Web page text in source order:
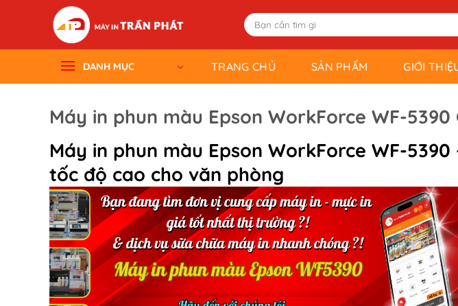
Tìm
kiếm:
DANH MỤC TRANG CHỦ SẢN PHẨM GIỚI
Máy in phun màu Epson WorkForce WF-5390
Máy in phun màu Epson WorkForce WF-5390
tốc độ cao cho văn phòng